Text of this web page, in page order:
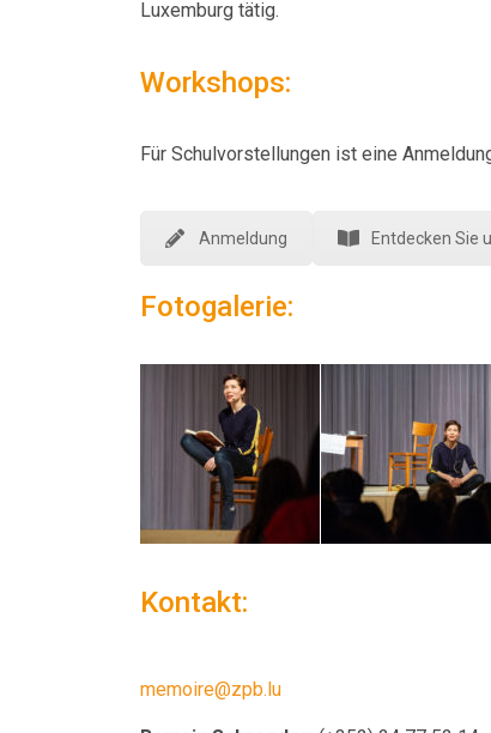
Luxemburg tätig.
Workshops:
Für Schulvorstellungen ist eine
Anmeldung Entdecken Sie
Fotogalerie:
Kontakt:
memoire@zpb.lu